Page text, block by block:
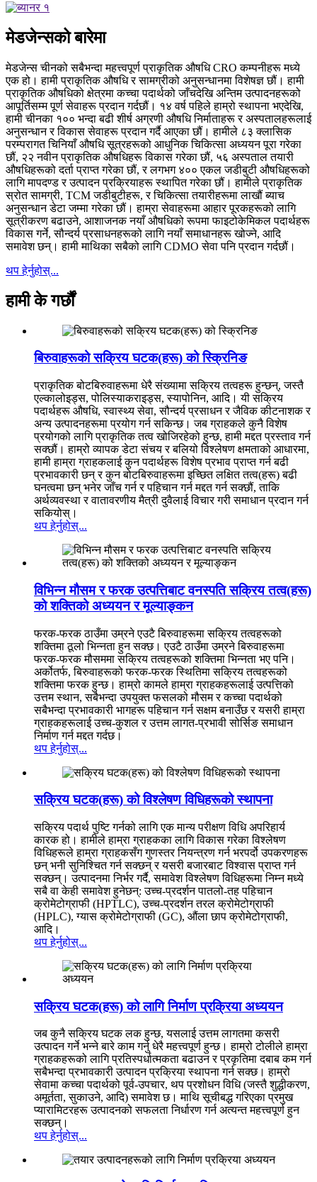
मेडजेन्सको बारेमा
मेडजेन्स चीनको सबैभन्दा महत्त्वपूर्ण प्राकृतिक औषधि CRO कम्पनीहरू मध्ये
एक हो। हामी प्राकृतिक औषधि र सामग्रीको अनुसन्धानमा विशेषज्ञ छौं। हामी
प्राकृतिक औषधिको क्षेत्रमा कच्चा पदार्थको जाँचदेखि अन्तिम उत्पादनहरूको
आपूर्तिसम्म पूर्ण सेवाहरू प्रदान गर्दछौं। १४ वर्ष पहिले हाम्रो स्थापना भएदेखि,
हामी चीनका १०० भन्दा बढी शीर्ष अग्रणी औषधि निर्माताहरू र अस्पतालहरूलाई
अनुसन्धान र विकास सेवाहरू प्रदान गर्दै आएका छौं। हामीले ८३ क्लासिक
परम्परागत चिनियाँ औषधि सूत्रहरूको आधुनिक चिकित्सा अध्ययन पूरा गरेका
छौं, २२ नवीन प्राकृतिक औषधिहरू विकास गरेका छौं, ५६ अस्पताल तयारी
औषधिहरूको दर्ता प्राप्त गरेका छौं, र लगभग ४०० एकल जडीबुटी औषधिहरूको
लागि मापदण्ड र उत्पादन प्रक्रियाहरू स्थापित गरेका छौं। हामीले प्राकृतिक
स्रोत सामग्री, TCM जडीबुटीहरू, र चिकित्सा तयारीहरूमा लाखौं ब्याच
अनुसन्धान डेटा जम्मा गरेका छौं। हाम्रा सेवाहरूमा आहार पूरकहरूको लागि
सूत्रीकरण बढाउने, आशाजनक नयाँ औषधिको रूपमा फाइटोकेमिकल पदार्थहरू
विकास गर्ने, सौन्दर्य प्रसाधनहरूको लागि नयाँ समाधानहरू खोज्ने, आदि
समावेश छन्। हामी माथिका सबैको लागि CDMO सेवा पनि प्रदान गर्दछौं।
थप हेर्नुहोस्...
हामी के गर्छौं
बिरुवाहरूको सक्रिय घटक(हरू) को स्क्रिनिङ
प्राकृतिक बोटबिरुवाहरूमा धेरै संख्यामा सक्रिय तत्वहरू हुन्छन्, जस्तै
एल्कालोइड्स, पोलिस्याकराइड्स, स्यापोनिन, आदि। यी सक्रिय
पदार्थहरू औषधि, स्वास्थ्य सेवा, सौन्दर्य प्रसाधन र जैविक कीटनाशक र
अन्य उत्पादनहरूमा प्रयोग गर्न सकिन्छ। जब ग्राहकले कुनै विशेष
प्रयोगको लागि प्राकृतिक तत्व खोजिरहेको हुन्छ, हामी मद्दत प्रस्ताव गर्न
सक्छौं। हाम्रो व्यापक डेटा संचय र बलियो विश्लेषण क्षमताको आधारमा,
हामी हाम्रा ग्राहकलाई कुन पदार्थहरू विशेष प्रभाव प्राप्त गर्न बढी
प्रभावकारी छन् र कुन बोटबिरुवाहरूमा इच्छित लक्षित तत्व(हरू) बढी
घनत्वमा छन् भनेर जाँच गर्न र पहिचान गर्न मद्दत गर्न सक्छौं, ताकि
अर्थव्यवस्था र वातावरणीय मैत्री दुवैलाई विचार गरी समाधान प्रदान गर्न
सकियोस्।
थप हेर्नुहोस्...
विभिन्न मौसम र फरक उत्पत्तिबाट वनस्पति सक्रिय तत्व(हरू)
को शक्तिको अध्ययन र मूल्याङ्कन
फरक-फरक ठाउँमा उम्रने एउटै बिरुवाहरूमा सक्रिय तत्वहरूको
शक्तिमा ठूलो भिन्नता हुन सक्छ। एउटै ठाउँमा उम्रने बिरुवाहरूमा
फरक-फरक मौसममा सक्रिय तत्वहरूको शक्तिमा भिन्नता भए पनि।
अर्कोतर्फ, बिरुवाहरूको फरक-फरक स्थितिमा सक्रिय तत्वहरूको
शक्तिमा फरक हुन्छ। हाम्रो कामले हाम्रा ग्राहकहरूलाई उत्पत्तिको
उत्तम स्थान, सबैभन्दा उपयुक्त फसलको मौसम र कच्चा पदार्थको
सबैभन्दा प्रभावकारी भागहरू पहिचान गर्न सक्षम बनाउँछ र यसरी हाम्रा
ग्राहकहरूलाई उच्च-कुशल र उत्तम लागत-प्रभावी सोर्सिङ समाधान
निर्माण गर्न मद्दत गर्दछ।
थप हेर्नुहोस्...
सक्रिय घटक(हरू) को विश्लेषण विधिहरूको स्थापना
सक्रिय पदार्थ पुष्टि गर्नको लागि एक मान्य परीक्षण विधि अपरिहार्य
कारक हो। हामीले हाम्रा ग्राहकका लागि विकास गरेका विश्लेषण
विधिहरूले हाम्रा ग्राहकसँग गुणस्तर नियन्त्रण गर्न भरपर्दो उपकरणहरू
छन् भनी सुनिश्चित गर्न सक्छन् र यसरी बजारबाट विश्वास प्राप्त गर्न
सक्छन्। उत्पादनमा निर्भर गर्दै, समावेश विश्लेषण विधिहरूमा निम्न मध्ये
सबै वा केही समावेश हुनेछन्: उच्च-प्रदर्शन पातलो-तह पहिचान
क्रोमेटोग्राफी (HPTLC), उच्च-प्रदर्शन तरल क्रोमेटोग्राफी
(HPLC), ग्यास क्रोमेटोग्राफी (GC), औंला छाप क्रोमेटोग्राफी,
आदि।
थप हेर्नुहोस्...
सक्रिय घटक(हरू) को लागि निर्माण प्रक्रिया अध्ययन
जब कुनै सक्रिय घटक लक हुन्छ, यसलाई उत्तम लागतमा कसरी
उत्पादन गर्ने भन्ने बारे काम गर्नु धेरै महत्त्वपूर्ण हुन्छ। हाम्रो टोलीले हाम्रा
ग्राहकहरूको लागि प्रतिस्पर्धात्मकता बढाउन र प्रकृतिमा दबाब कम गर्न
सबैभन्दा प्रभावकारी उत्पादन प्रक्रिया स्थापना गर्न सक्छ। हाम्रो
सेवामा कच्चा पदार्थको पूर्व-उपचार, थप प्रशोधन विधि (जस्तै शुद्धीकरण,
अमूर्तता, सुकाउने, आदि) समावेश छ। माथि सूचीबद्ध गरिएका प्रमुख
प्यारामिटरहरू उत्पादनको सफलता निर्धारण गर्न अत्यन्त महत्त्वपूर्ण हुन
सक्छन्।
थप हेर्नुहोस्...